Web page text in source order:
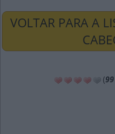
VOLTAR PARA A
(99